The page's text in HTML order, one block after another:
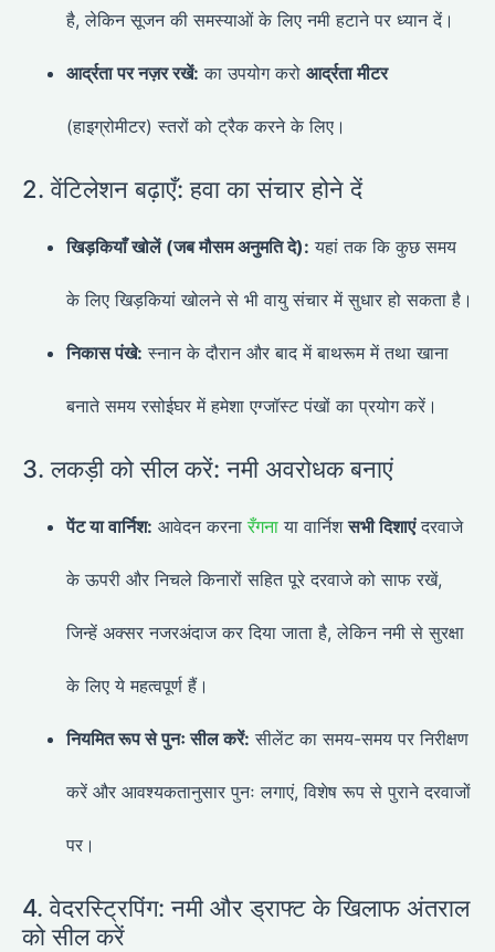
है, लेकिन सूजन की समस्याओं के लिए नमी हटाने पर ध्यान दें।
आर्द्रता पर नज़र रखें: का उपयोग करो आर्द्रता मीटर
(हाइग्रोमीटर) स्तरों को ट्रैक करने के लिए।
2. वेंटिलेशन बढ़ाएँ: हवा का संचार होने दें
खिड़कियाँ खोलें (जब मौसम अनुमति दे): यहां तक कि कुछ समय
के लिए खिड़कियां खोलने से भी वायु संचार में सुधार हो सकता है।
निकास पंखे: स्नान के दौरान और बाद में बाथरूम में तथा खाना
बनाते समय रसोईघर में हमेशा एग्जॉस्ट पंखों का प्रयोग करें।
3. लकड़ी को सील करें: नमी अवरोधक बनाएं
पेंट या वार्निश: आवेदन करनारँगना या वार्निशसभी दिशाएंदरवाजे
के ऊपरी और निचले किनारों सहित पूरे दरवाजे को साफ रखें,
जिन्हें अक्सर नजरअंदाज कर दिया जाता है, लेकिन नमी से सुरक्षा
के लिए ये महत्वपूर्ण हैं।
नियमित रूप से पुनः सील करें: सीलेंट का समय-समय पर निरीक्षण
करें और आवश्यकतानुसार पुनः लगाएं, विशेष रूप से पुराने दरवाजों
पर।
4. वेदरस्ट्रिपिंग: नमी और ड्राफ्ट के खिलाफ अंतराल
को सील करें